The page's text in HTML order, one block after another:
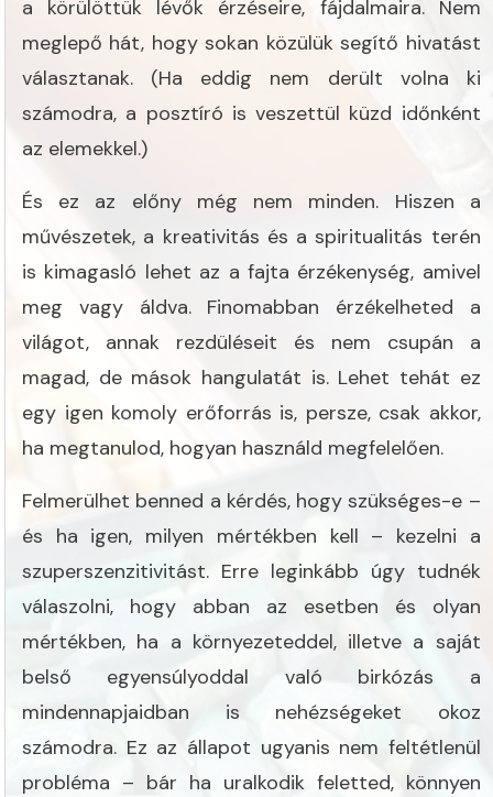
a körülöttük lévők érzéseire, fájdalmaira. Nem
meglepő hát, hogy sokan közülük segítő hivatást
választanak. (Ha eddig nem derült volna ki
számodra, a posztíró is veszettül küzd időnként
az elemekkel.)
És ez az előny még nem minden. Hiszen a
művészetek, a kreativitás és a spiritualitás terén
is kimagasló lehet az a fajta érzékenység, amivel
meg vagy áldva. Finomabban érzékelheted a
világot, annak rezdüléseit és nem csupán a
magad, de mások hangulatát is. Lehet tehát ez
egy igen komoly erőforrás is, persze, csak akkor,
ha megtanulod, hogyan használd megfelelően.
Felmerülhet benned a kérdés, hogy szükséges-e –
és ha igen, milyen mértékben kell – kezelni a
szuperszenzitivitást. Erre leginkább úgy tudnék
válaszolni, hogy abban az esetben és olyan
mértékben, ha a környezeteddel, illetve a saját
belső egyensúlyoddal való birkózás a
mindennapjaidban is nehézségeket okoz
számodra. Ez az állapot ugyanis nem feltétlenül
probléma – bár ha uralkodik feletted, könnyen